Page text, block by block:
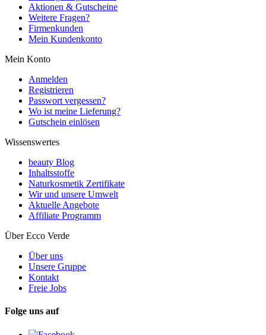
Aktionen & Gutscheine
Weitere Fragen?
Firmenkunden
Mein Kundenkonto
Mein Konto
Anmelden
Registrieren
Passwort vergessen?
Wo ist meine Lieferung?
Gutschein einlösen
Wissenswertes
beauty Blog
Inhaltsstoffe
Naturkosmetik Zertifikate
Wir und unsere Umwelt
Aktuelle Angebote
Affiliate Programm
Über Ecco Verde
Über uns
Unsere Gruppe
Kontakt
Freie Jobs
Folge uns auf